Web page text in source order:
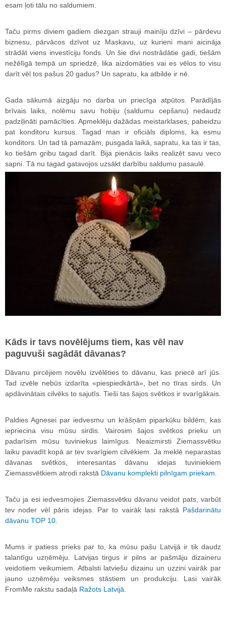
esam ļoti tālu no saldumiem.
Taču pirms diviem gadiem diezgan strauji mainīju dzīvi – pārdevu
biznesu, pārvācos dzīvot uz Maskavu, uz kurieni mani aicināja
strādāt viens investīciju fonds. Un šie divi nostrādātie gadi, tiešām
nežēlīgā tempā un spriedzē, lika aizdomāties vai es vēlos to visu
darīt vēl tos pašus 20 gadus? Un sapratu, ka atbilde ir nē.
Gada sākumā aizgāju no darba un priecīga atpūtos. Parādījās
brīvais laiks, nolēmu savu hobiju (saldumu cepšanu) nedaudz
padziļināti pamācīties. Apmeklēju dažādas meistarklases, pabeidzu
pat konditoru kursus. Tagad man ir oficiāls diploms, ka esmu
konditors. Un tad tā pamazām, pusgada laikā, sapratu, ka tas ir tas,
ko tiešām gribu tagad darīt. Bija pienācis laiks realizēt savu veco
sapni. Tā nu tagad gatavojos uzsākt darbību saldumu pasaulē.
Kāds ir tavs novēlējums tiem, kas vēl nav
paguvuši sagādāt dāvanas?
Dāvanu pircējiem novēlu izvēlēties to dāvanu, kas priecē arī jūs.
Tad izvēle nebūs izdarīta «piespiedkārtā», bet no tīras sirds. Un
apdāvinātais cilvēks to sajutīs. Tieši tas šajos svētkos ir svarīgākais.
Paldies Agnesei par iedvesmu un krāšņām piparkūku bildēm, kas
iepriecina visu mūsu sirdis. Vairosim šajos svētkos prieku un
padarīsim mūsu tuviniekus laimīgus. Neaizmirsti Ziemassvētku
laiku pavadīt kopā ar tev svarīgiem cilvēkiem. Ja meklē neparastas
dāvanas svētkos, interesantas dāvanu idejas tuviniekiem
Ziemassvētkiem atrodi rakstā Dāvanu komplekti pilnīgam priekam
Taču ja esi iedvesmojies Ziemassvētku dāvanu veidot pats, varbūt
tev noder vēl pāris idejas. Par to vairāk lasi rakstā Pašdarinātu
dāvanu TOP 10
Mums ir patiess prieks par to, ka mūsu pašu Latvijā ir tik daudz
talantīgu uzņēmēju. Latvijas tirgus ir pilns ar pašmāju dizaineru
veidotiem veikumiem. Atbalsti latviešu dizainu un uzzini vairāk par
jauno uzņēmēju veiksmes stāstiem un produkciju. Lasi vairāk
FromMe rakstu sadaļā Ražots Latvijā